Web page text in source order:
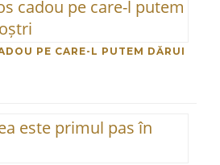
PE CARE-L PUTEM DĂRUI